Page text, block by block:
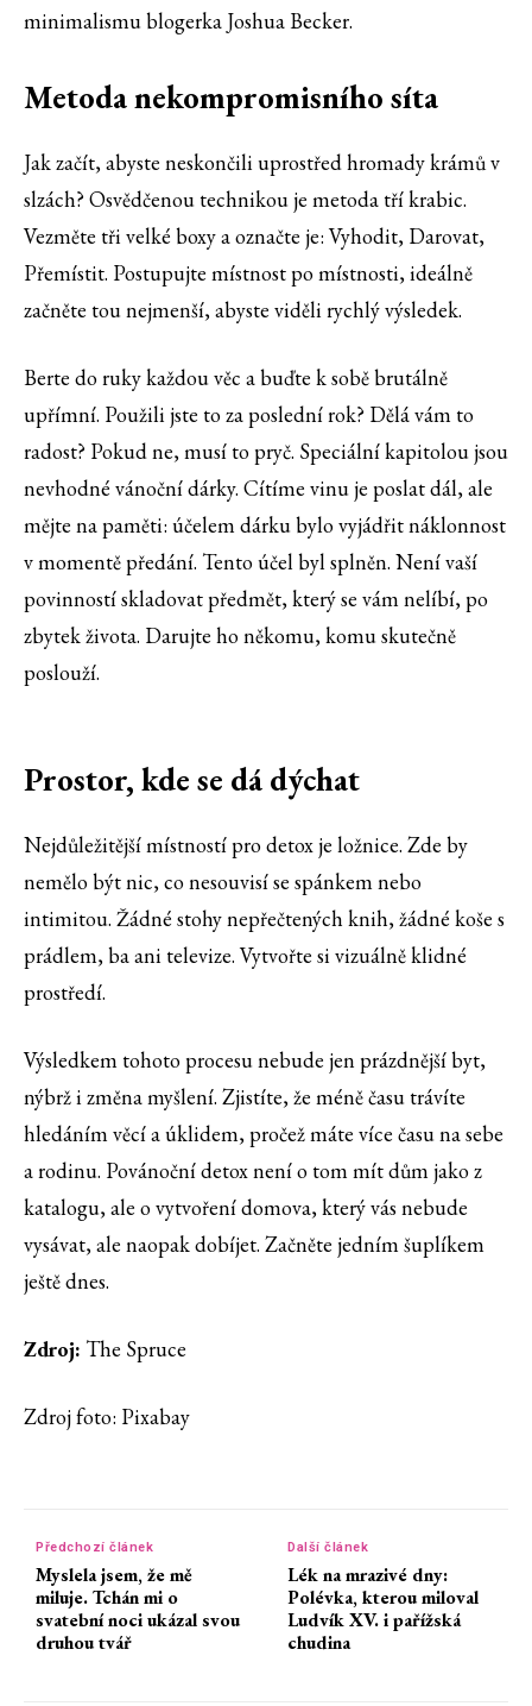
minimalismu blogerka Joshua Becker.
Metoda nekompromisního síta
Jak začít, abyste neskončili uprostřed hromady krámů v
slzách? Osvědčenou technikou je metoda tří krabic.
Vezměte tři velké boxy a označte je: Vyhodit, Darovat,
Přemístit. Postupujte místnost po místnosti, ideálně
začněte tou nejmenší, abyste viděli rychlý výsledek.
Berte do ruky každou věc a buďte k sobě brutálně
upřímní. Použili jste to za poslední rok? Dělá vám to
radost? Pokud ne, musí to pryč. Speciální kapitolou jsou
nevhodné vánoční dárky. Cítíme vinu je poslat dál, ale
mějte na paměti: účelem dárku bylo vyjádřit náklonnost
v momentě předání. Tento účel byl splněn. Není vaší
povinností skladovat předmět, který se vám nelíbí, po
zbytek života. Darujte ho někomu, komu skutečně
poslouží.
Prostor, kde se dá dýchat
Nejdůležitější místností pro detox je ložnice. Zde by
nemělo být nic, co nesouvisí se spánkem nebo
intimitou. Žádné stohy nepřečtených knih, žádné koše s
prádlem, ba ani televize. Vytvořte si vizuálně klidné
prostředí.
Výsledkem tohoto procesu nebude jen prázdnější byt,
nýbrž i změna myšlení. Zjistíte, že méně času trávíte
hledáním věcí a úklidem, pročež máte více času na sebe
a rodinu. Povánoční detox není o tom mít dům jako z
katalogu, ale o vytvoření domova, který vás nebude
vysávat, ale naopak dobíjet. Začněte jedním šuplíkem
ještě dnes.
Zdroj: The Spruce
Zdroj foto: Pixabay
Předchozí článek
Myslela jsem, že mě
miluje. Tchán mi o
svatební noci ukázal svou
druhou tvář
Další článek
Lék na mrazivé dny:
Polévka, kterou miloval
Ludvík XV. i pařížská
chudina